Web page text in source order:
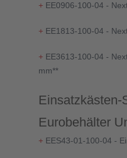
+ EE0906-100-04 -
+ EE1813-100-04 -
+ EE3613-100-04 -
mm**
Einsatzkästen-
Eurobehälter
+ EES43-01-100-04 -